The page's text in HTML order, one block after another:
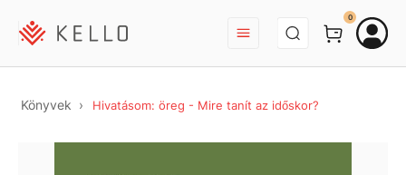
BEJELENTKEZÉS
0
Könyvek Hivatásom: öreg - Mire tanít az időskor?